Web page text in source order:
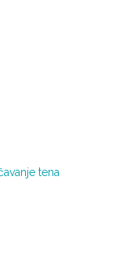
tena